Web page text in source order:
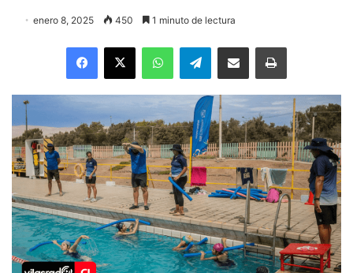
enero 8, 2025 450 1 minuto de lectura
Facebook
X WhatsAppTelegramEnviar vía email Imprimir